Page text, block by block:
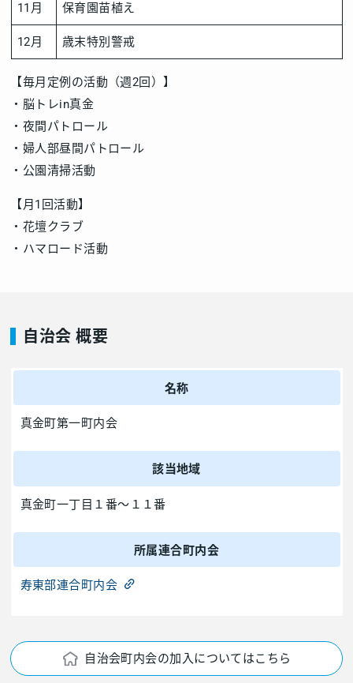
11月 保育園苗植え
12月 歳末特別警戒
【毎月定例の活動（週2回）】
・脳トレin真金
・夜間パトロール
・婦人部昼間パトロール
・公園清掃活動
【月1回活動】
・花壇クラブ
・ハマロード活動
自治会 概要
名称
真金町第一町内会
該当地域
真金町一丁目１番～１１番
所属連合町内会
寿東部連合町内会
自治会町内会の加入についてはこちら